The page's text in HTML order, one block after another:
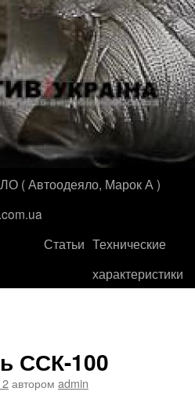
( Автоодеяло, Марок А )
Статьи Технические
характеристики
ССК-100
автором admin